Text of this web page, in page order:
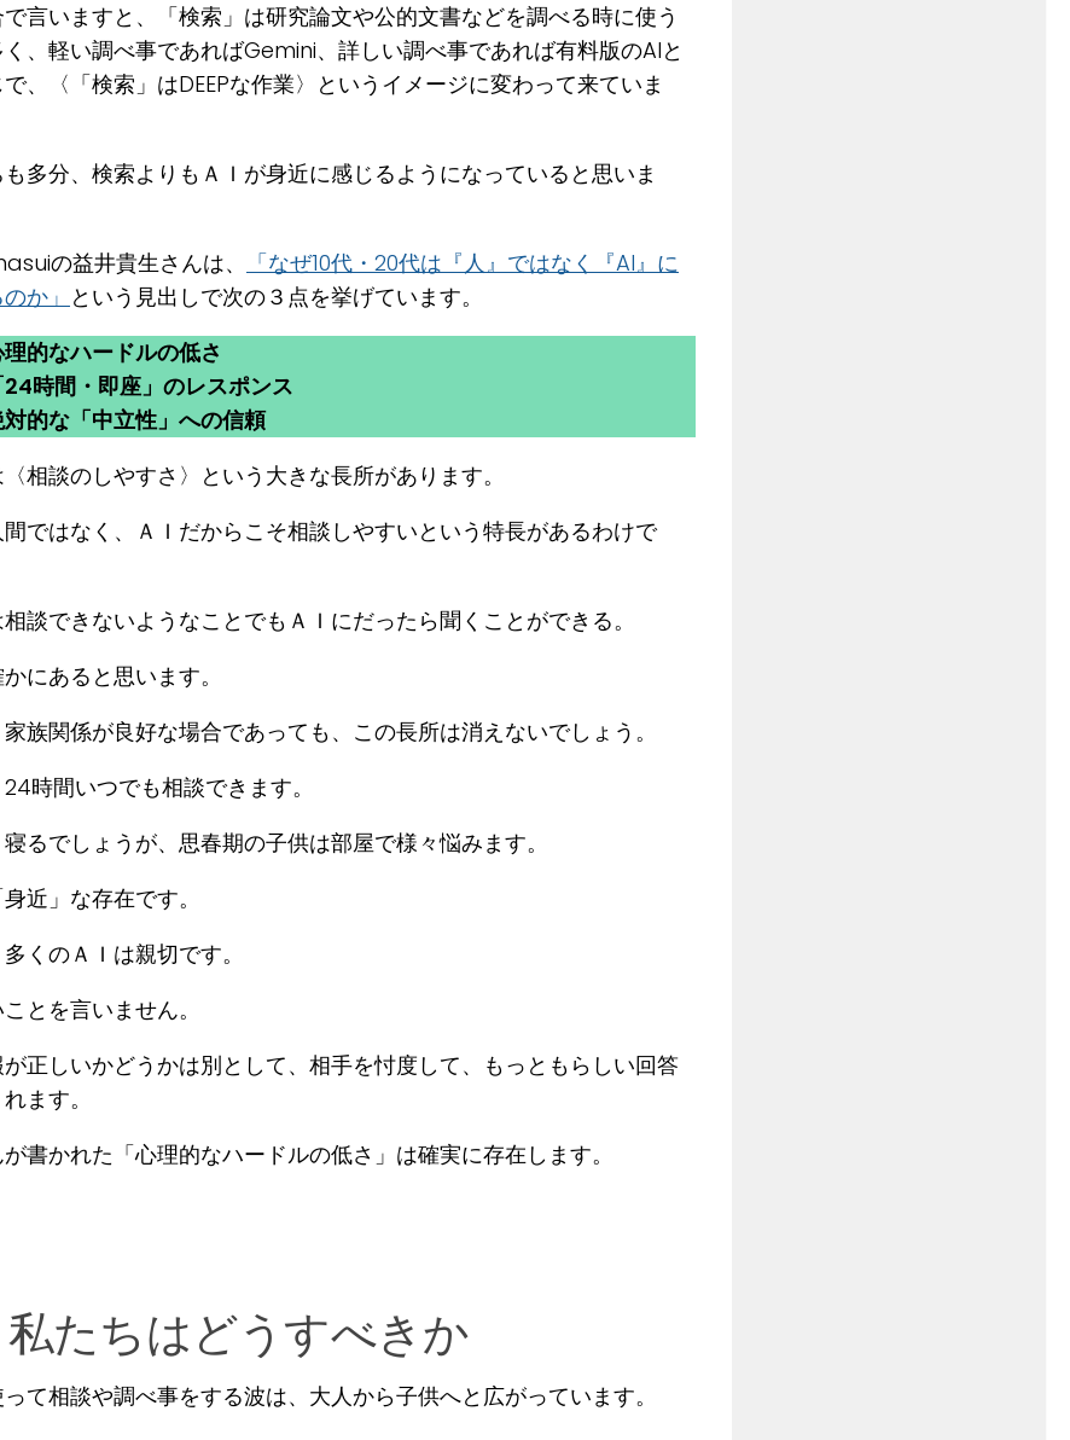
言いますと、「検索」は研究論文や公的文書などを調べる時に使う
、軽い調べ事であればGemini、詳しい調べ事であれば有料版のAIと
、〈「検索」はDEEPな作業〉というイメージに変わって来ていま
多分、検索よりもＡＩが身近に感じるようになっていると思いま
の益井貴生さんは、
「なぜ10代・20代は『人』ではなく『AI』に
か」 という見出しで次の３点を挙げています。
理的なハードルの低さ
24時間・即座」のレスポンス
対的な「中立性」への信頼
相談のしやすさ〉という大きな長所があります。
ではなく、ＡＩだからこそ相談しやすいという特長があるわけで
談できないようなことでもＡＩにだったら聞くことができる。
にあると思います。
族関係が良好な場合であっても、この長所は消えないでしょう。
時間いつでも相談できます。
るでしょうが、思春期の子供は部屋で様々悩みます。
近」な存在です。
くのＡＩは親切です。
とを言いません。
正しいかどうかは別として、相手を忖度して、もっともらしい回答
ます。
書かれた「心理的なハードルの低さ」は確実に存在します。
私たちはどうすべきか
って相談や調べ事をする波は、大人から子供へと広がっています。